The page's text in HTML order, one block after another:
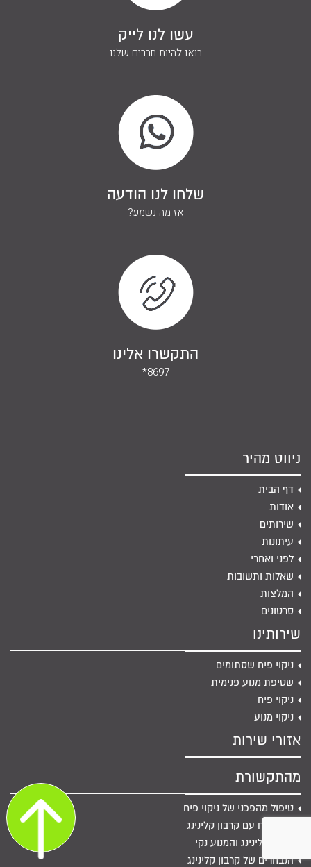
עשו לנו לייק
בואו להיות חברים שלנו
שלחו לנו הודעה
אז מה נשמע?
התקשרו אלינו
*8697
ניווט מהיר
דף הבית
אודות
שירותים
עיתונות
לפני ואחרי
שאלות ותשובות
המלצות
סרטונים
שירותינו
ניקוי פיח שסתומים
שטיפת מנוע פנימית
ניקוי פיח
ניקוי מנוע
אזורי שירות
מהתקשורת
טיפול מהפכני של ניקוי פיח
ניקוי פיח עם קרבון קלינינג
קרבון קלינינג והמנוע נקי
הנבחרים של קרבון קלינינג